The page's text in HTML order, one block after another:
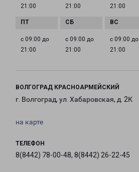
21:00
21:00
21:00
с 09:00 до
21:00
с 09:00 до
21:00
с 09:00 до
21:00
ВОЛГОГРАД КРАСНОАРМЕЙСКИЙ
г. Волгоград, ул. Хабаровская, д. 2К
на карте
ТЕЛЕФОН
8(8442) 78-00-48, 8(8442) 26-22-45